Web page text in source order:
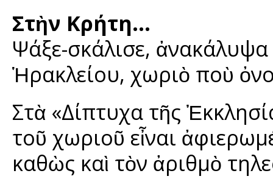
Στὴν Κρήτη…
Ψάξε-σκάλισε,
Ἡρακλείου, χωριὸ ποὺ
Στὰ «Δίπτυχα τῆς
τοῦ χωριοῦ εἶναι
καθὼς καὶ τὸν ἀριθμὸ